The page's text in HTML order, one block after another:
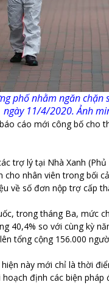
phố nhằm ngăn chặn
ngày 11/4/2020. Ảnh
cáo mới công bố cho
trợ lý tại Nhà Xanh
nhân viên trong bối
về số đơn nộp trợ cấp
trong tháng Ba, mức
40,4% so với cùng kỳ
tổng cộng 156.000
này mới chỉ là thời
hoạch định các biện